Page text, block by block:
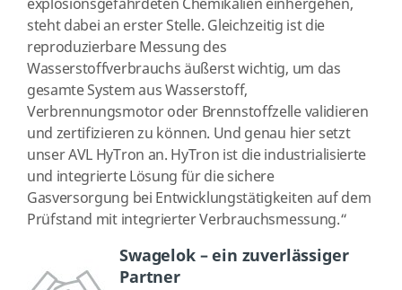
explosionsgefährdeten Chemikalien einhergehen,
steht dabei an erster Stelle. Gleichzeitig ist die
reproduzierbare Messung des
Wasserstoffverbrauchs äußerst wichtig, um das
gesamte System aus Wasserstoff,
Verbrennungsmotor oder Brennstoffzelle validieren
und zertifizieren zu können. Und genau hier setzt
unser AVL HyTron an. HyTron ist die industrialisierte
und integrierte Lösung für die sichere
Gasversorgung bei Entwicklungstätigkeiten auf dem
Prüfstand mit integrierter Verbrauchsmessung.“
Swagelok – ein zuverlässiger
Partner